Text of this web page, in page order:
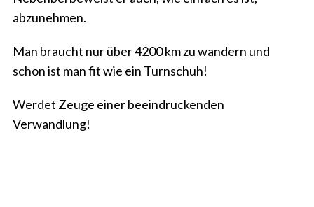
abzunehmen.
Man braucht nur über 4200 km zu wandern und
schon ist man fit wie ein Turnschuh!
Werdet Zeuge einer beeindruckenden
Verwandlung!